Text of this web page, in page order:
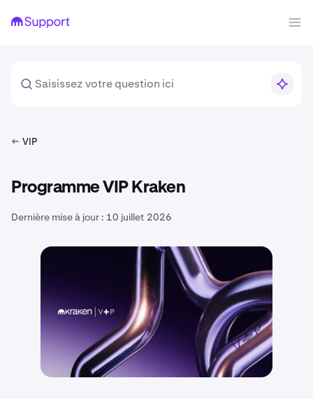
VIP
Programme VIP Kraken
Dernière mise à jour : 10 juillet 2026